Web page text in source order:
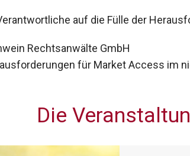
auf die Fülle der
Rechtsanwälte GmbH
für Market Access im
Die